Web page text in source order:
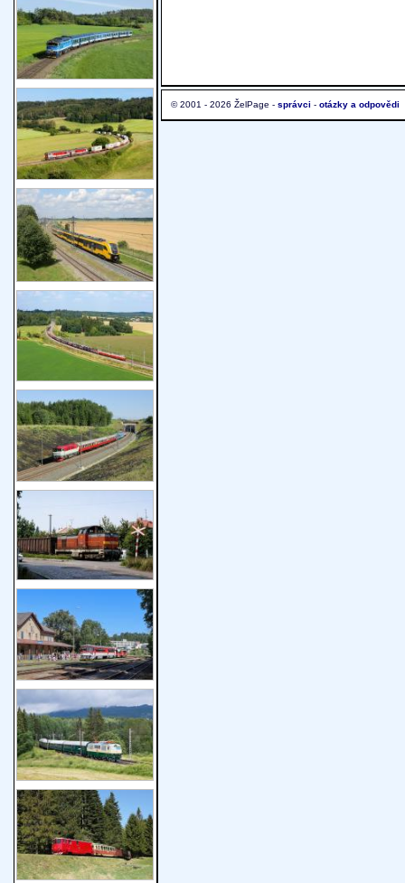
© 2001 - 2026 ŽelPage - správci - otázky a odpovědi